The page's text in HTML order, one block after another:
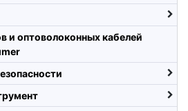
и оптоволоконных кабелей